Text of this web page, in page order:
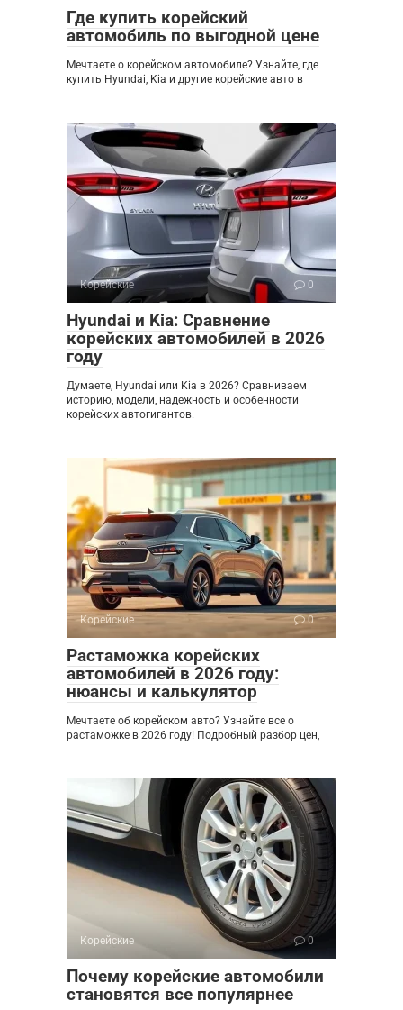
Где купить корейский
автомобиль по выгодной цене
Мечтаете о корейском автомобиле? Узнайте, где
купить Hyundai, Kia и другие корейские авто в
Корейские 0
Hyundai и Kia: Сравнение
корейских автомобилей в 2026
году
Думаете, Hyundai или Kia в 2026? Сравниваем
историю, модели, надежность и особенности
корейских автогигантов.
Корейские 0
Растаможка корейских
автомобилей в 2026 году:
нюансы и калькулятор
Мечтаете об корейском авто? Узнайте все о
растаможке в 2026 году! Подробный разбор цен,
Корейские 0
Почему корейские автомобили
становятся все популярнее